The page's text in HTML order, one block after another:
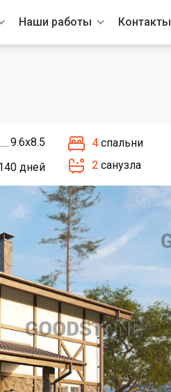
Наши работы Контакты
9.6х8.5
дней
4 спальни
2 санузла